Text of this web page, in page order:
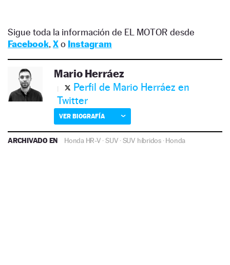
Sigue toda la información de EL MOTOR desde
Facebook, Xo Instagram
Mario Herráez
Perfil de Mario Herráez en
Twitter
VER BIOGRAFÍA
ARCHIVADO EN Honda HR-V ·SUV ·SUV híbridos·Honda